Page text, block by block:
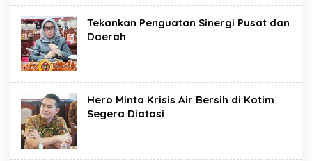
Tekankan Penguatan Sinergi Pusat dan
Daerah
Hero Minta Krisis Air Bersih di Kotim
Segera Diatasi